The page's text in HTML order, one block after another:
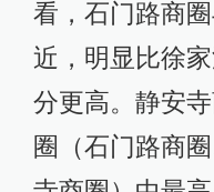
看，石门路商
近，明显比徐
分更高。静安
圈（石门路商